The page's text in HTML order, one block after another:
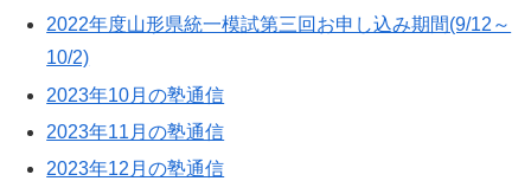
2022年度山形県統一模試第三回お申し込み期間(9/12～
10/2)
2023年10月の塾通信
2023年11月の塾通信
2023年12月の塾通信